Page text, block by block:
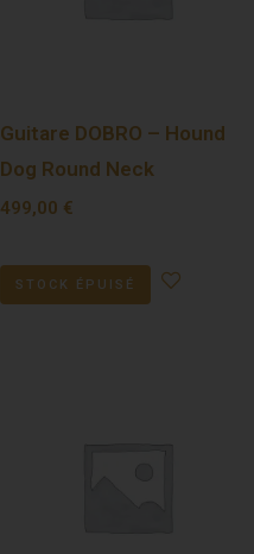
Guitare DOBRO – Hound
Dog Round Neck
499,00 €
STOCK ÉPUISÉ